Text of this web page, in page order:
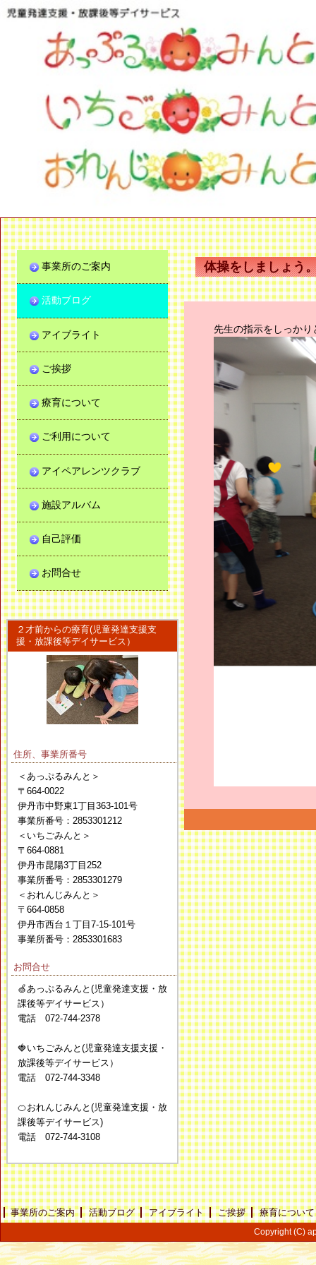
体操をしましょう
先生の指示をしっか
事業所のご案内
活動ブログ
アイブライト
ご挨拶
療育について
ご利用について
アイペアレンツクラブ
施設アルバム
自己評価
お問合せ
２才前からの療育(児童発達支援支
援・放課後等デイサービス）
住所、事業所番号
＜あっぷるみんと＞
〒664-0022
伊丹市中野東1丁目363-101号
事業所番号：2853301212
＜いちごみんと＞
〒664-0881
伊丹市昆陽3丁目252
事業所番号：2853301279
＜おれんじみんと＞
〒664-0858
伊丹市西台１丁目7-15-101号
事業所番号：2853301683
お問合せ
🍏あっぷるみんと(児童発達支援・放
課後等デイサービス）
電話 072-744-2378
🍓いちごみんと(児童発達支援支援・
放課後等デイサービス）
電話 072-744-3348
🍊おれんじみんと(児童発達支援・放
課後等デイサービス)
電話 072-744-3108
事業所のご案内 活動ブログ アイブライト ご挨拶 療育について
Copyright (C)